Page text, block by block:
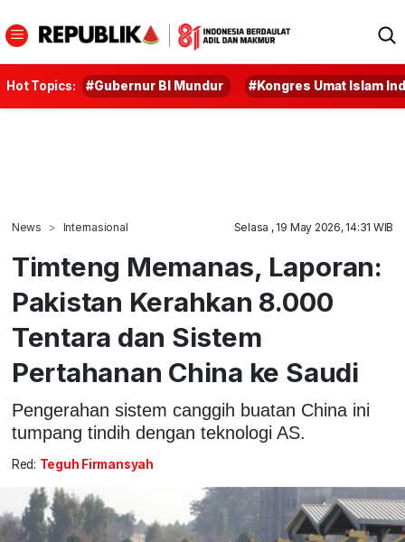
Hot Topics: #Gubernur BI Mundur #Kongres Umat Islam
News Internasional Selasa , 19 May 2026, 14:31 WIB
Timteng Memanas, Laporan:
Pakistan Kerahkan 8.000
Tentara dan Sistem
Pertahanan China ke Saudi
Pengerahan sistem canggih buatan China ini
tumpang tindih dengan teknologi AS.
Red: Teguh Firmansyah